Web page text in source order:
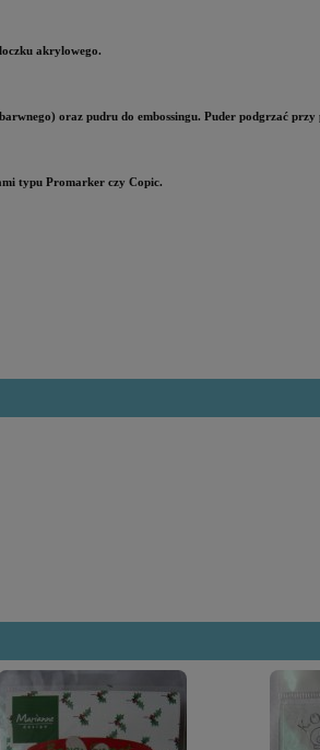
akrylowego.
oraz pudru do embossingu. Puder podgrzać przy
typu Promarker czy Copic.